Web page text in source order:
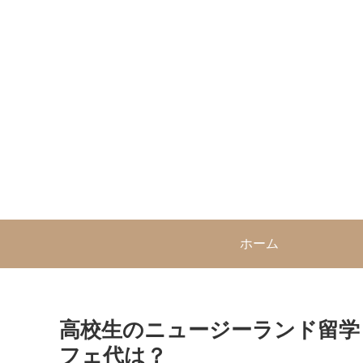
ホーム
高校生のニュージーランド留
フェ代は？